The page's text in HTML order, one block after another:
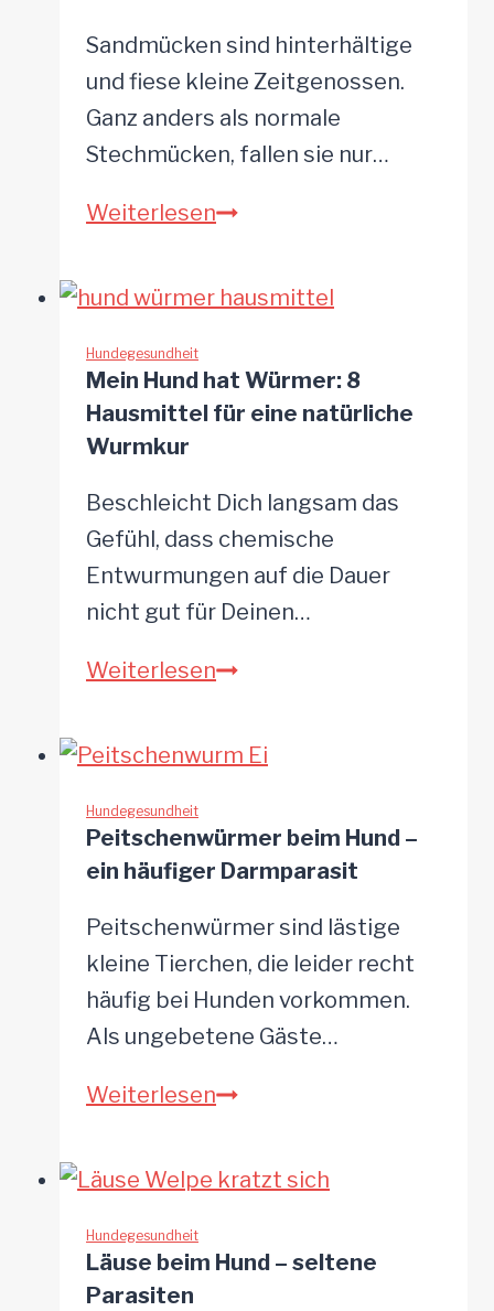
Experten-
Tipps
Sandmücken sind hinterhältige
und fiese kleine Zeitgenossen.
Ganz anders als normale
Stechmücken, fallen sie nur…
WeiterlesenSandmücke
Hund
unsichtbare
Gefahr
Urlaub
Hundegesundheit
Mein Hund hat Würmer: 8
Hausmittel für eine natürliche
Wurmkur
Beschleicht Dich langsam das
Gefühl, dass chemische
Entwurmungen auf die Dauer
nicht gut für Deinen…
WeiterlesenMein
Hausmittel
für
eine
natürliche
Wurmkur
Hundegesundheit
Peitschenwürmer beim Hund –
ein häufiger Darmparasit
Peitschenwürmer sind lästige
kleine Tierchen, die leider recht
häufig bei Hunden vorkommen.
Als ungebetene Gäste…
WeiterlesenPeitschenwürmer
Hund
häufiger
Hundegesundheit
Läuse beim Hund – seltene
Parasiten